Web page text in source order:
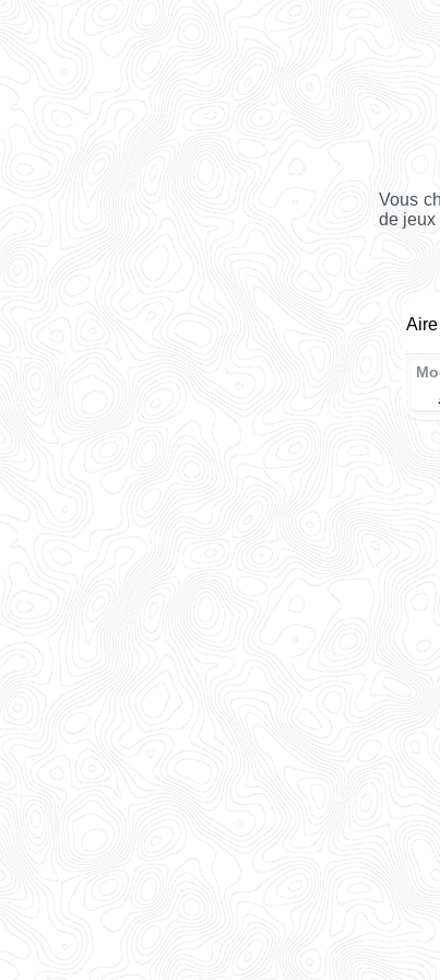
Vous
de jeux